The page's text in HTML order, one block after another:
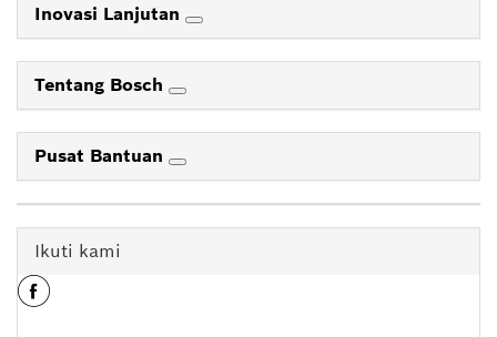
Inovasi Lanjutan
Tentang Bosch
Pusat Bantuan
Ikuti kami